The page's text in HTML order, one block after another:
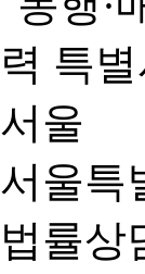
서울특
법률상